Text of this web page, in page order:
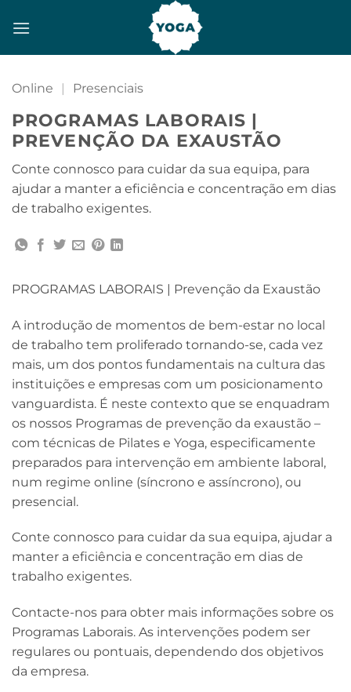
Online | Presenciais
PROGRAMAS LABORAIS |
PREVENÇÃO DA EXAUSTÃO
Conte connosco para cuidar da sua equipa, para
ajudar a manter a eficiência e concentração em dias
de trabalho exigentes.
PROGRAMAS LABORAIS | Prevenção da Exaustão
A introdução de momentos de bem-estar no local
de trabalho tem proliferado tornando-se, cada vez
mais, um dos pontos fundamentais na cultura das
instituições e empresas com um posicionamento
vanguardista. É neste contexto que se enquadram
os nossos Programas de prevenção da exaustão –
com técnicas de Pilates e Yoga, especificamente
preparados para intervenção em ambiente laboral,
num regime online (síncrono e assíncrono), ou
presencial.
Conte connosco para cuidar da sua equipa, ajudar a
manter a eficiência e concentração em dias de
trabalho exigentes.
Contacte-nos para obter mais informações sobre os
Programas Laborais. As intervenções podem ser
regulares ou pontuais, dependendo dos objetivos
da empresa.